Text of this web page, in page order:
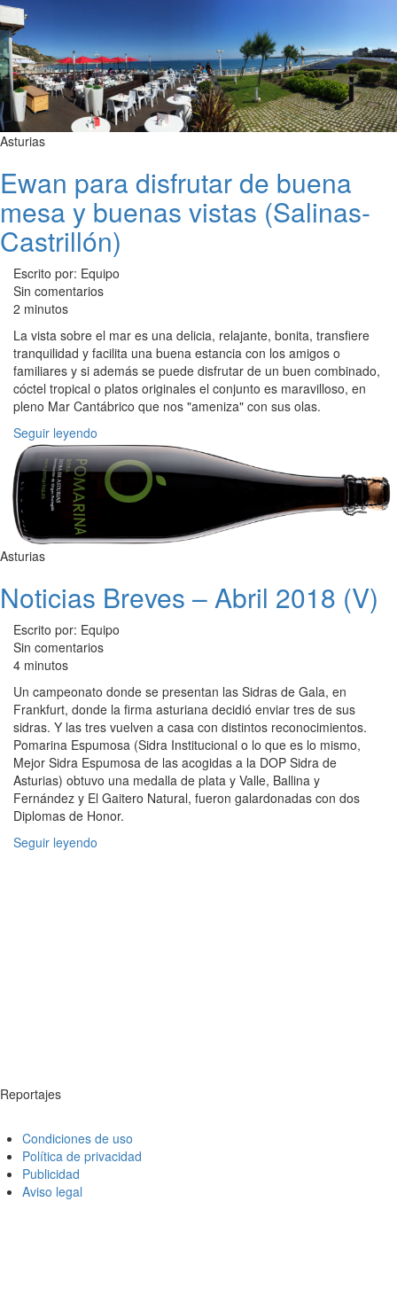
Asturias
Ewan para disfrutar de buena
mesa y buenas vistas (Salinas-
Castrillón)
Escrito por: Equipo
Sin comentarios
2 minutos
La vista sobre el mar es una delicia, relajante, bonita, transfiere
tranquilidad y facilita una buena estancia con los amigos o
familiares y si además se puede disfrutar de un buen combinado,
cóctel tropical o platos originales el conjunto es maravilloso, en
pleno Mar Cantábrico que nos "ameniza" con sus olas.
Seguir leyendo
Asturias
Noticias Breves – Abril 2018 (V)
Escrito por: Equipo
Sin comentarios
4 minutos
Un campeonato donde se presentan las Sidras de Gala, en
Frankfurt, donde la firma asturiana decidió enviar tres de sus
sidras. Y las tres vuelven a casa con distintos reconocimientos.
Pomarina Espumosa (Sidra Institucional o lo que es lo mismo,
Mejor Sidra Espumosa de las acogidas a la DOP Sidra de
Asturias) obtuvo una medalla de plata y Valle, Ballina y
Fernández y El Gaitero Natural, fueron galardonadas con dos
Diplomas de Honor.
Seguir leyendo
Reportajes
Condiciones de uso
Política de privacidad
Publicidad
Aviso legal